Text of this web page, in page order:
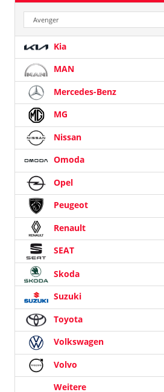
Avenger
Kia
MAN
Mercedes-Benz
MG
Nissan
Omoda
Opel
Peugeot
Renault
SEAT
Skoda
Suzuki
Toyota
Volkswagen
Volvo
Weitere